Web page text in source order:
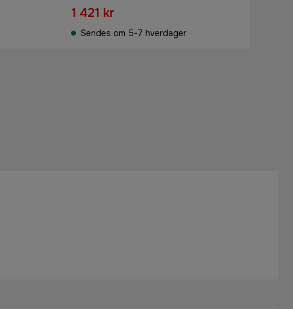
1 421 kr
Sendes om 5-7 hverdager